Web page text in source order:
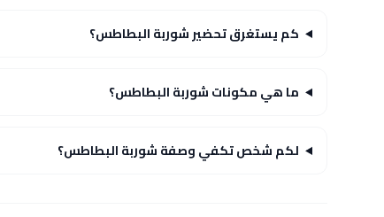
كم يستغرق تحضير شوربة البطاطس؟
ما هي مكونات شوربة البطاطس؟
لكم شخص تكفي وصفة شوربة البطاطس؟